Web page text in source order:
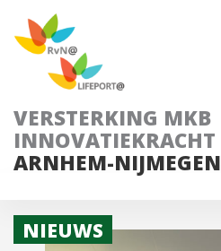
VERSTERKING MKB
INNOVATIEKRACHT
ARNHEM-NIJMEGEN
NIEUWS